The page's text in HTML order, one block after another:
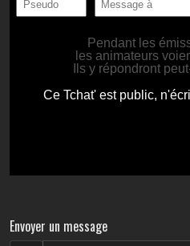
Envoyer un message